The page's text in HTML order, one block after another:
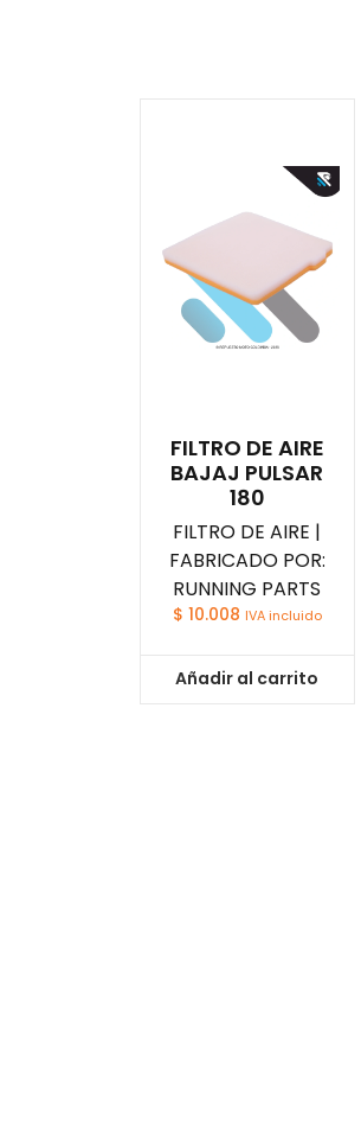
FILTRO DE AIRE
BAJAJ PULSAR
180
FILTRO DE AIRE |
FABRICADO POR:
RUNNING PARTS
$ 10.008 IVA incluido
Añadir al carrito